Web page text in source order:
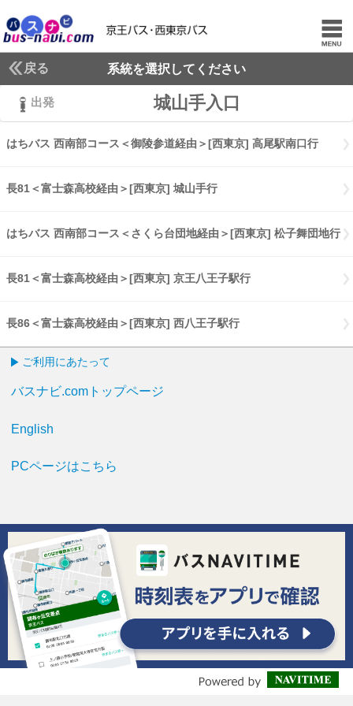
戻る 系統を選択してください
出発 城山手入口
はちバス 西南部コース＜御陵参道経由＞[西東京] 高尾駅南口行
長81＜富士森高校経由＞[西東京] 城山手行
はちバス 西南部コース＜さくら台団地経由＞[西東京] 松子舞団地行
長81＜富士森高校経由＞[西東京] 京王八王子駅行
長86＜富士森高校経由＞[西東京] 西八王子駅行
ご利用にあたって
バスナビ.comトップページ
English
PCページはこちら